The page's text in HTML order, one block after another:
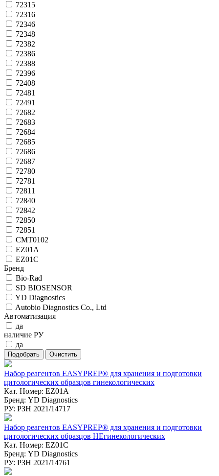
72315
72316
72346
72348
72382
72386
72388
72396
72408
72481
72491
72682
72683
72684
72685
72686
72687
72780
72781
72811
72840
72842
72850
72851
CMT0102
EZ01A
EZ01C
Бренд
Bio-Rad
SD BIOSENSOR
YD Diagnostics
Autobio Diagnostics Co., Ltd
Автоматизация
да
наличие РУ
да
Набор реагентов EASYPREP® для хранения и подготовки
цитологических образцов гинекологических
Кат. Номер: EZ01A
Бренд: YD Diagnostics
РУ: РЗН 2021/14717
Набор реагентов EASYPREP® для хранения и подготовки
цитологических образцов НЕгинекологических
Кат. Номер: EZ01C
Бренд: YD Diagnostics
РУ: РЗН 2021/14761